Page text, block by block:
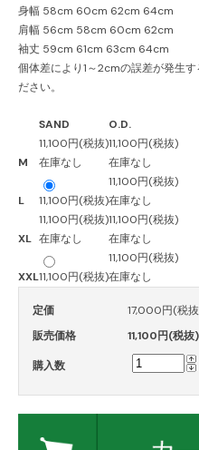
身幅 58cm 60cm 62cm 64cm
肩幅 56cm 58cm 60cm 62cm
袖丈 59cm 61cm 63cm 64cm
個体差により1～2cmの誤差が発生
ださい。
SAND O.D.
M
11,100円(税抜)
在庫なし
11,100円(税抜)
在庫なし
L 11,100円(税抜)
11,100円(税抜)
在庫なし
XL
11,100円(税抜)
在庫なし
11,100円(税抜)
在庫なし
XXL11,100円(税抜)
11,100円(税抜)
在庫なし
定価
17,000円(税
販売価格
11,100円(税抜)
購入数